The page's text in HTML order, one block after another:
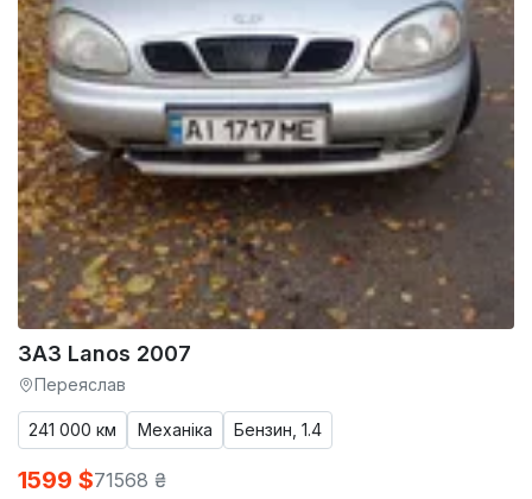
ЗАЗ Lanos 2007
Переяслав
241 000 км Механіка Бензин, 1.4
1599 $71568 ₴